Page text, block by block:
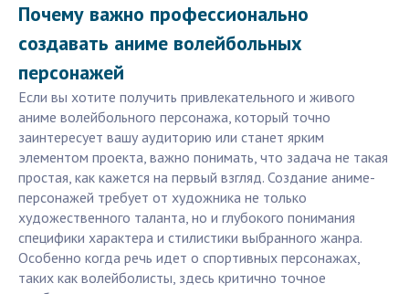
Почему важно профессионально
создавать аниме волейбольных
персонажей
Если вы хотите получить привлекательного и живого
аниме волейбольного персонажа, который точно
заинтересует вашу аудиторию или станет ярким
элементом проекта, важно понимать, что задача не такая
простая, как кажется на первый взгляд. Создание аниме-
персонажей требует от художника не только
художественного таланта, но и глубокого понимания
специфики характера и стилистики выбранного жанра.
Особенно когда речь идет о спортивных персонажах,
таких как волейболисты, здесь критично точное